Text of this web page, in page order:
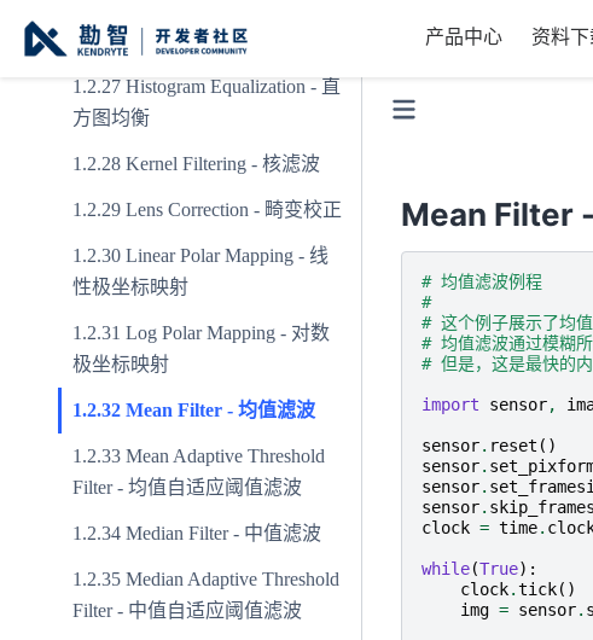
产品中心 资料
移除灰度高亮
Histogram Equalization - 直
方图均衡
Kernel Filtering - 核滤波
Lens Correction - 畸变校正
Linear Polar Mapping - 线
性极坐标映射
Log Polar Mapping - 对数
极坐标映射
Mean Filter - 均值滤波
Mean Adaptive Threshold
Filter - 均值自适应阈值滤波
Median Filter - 中值滤波
Median Adaptive Threshold
Filter - 中值自适应阈值滤波
Mean Filter
# 均值滤波例程
#
# 这个例子展示了均值
# 均值滤波通过模糊所
# 但是，这是最快的
import sensor,
sensor. reset ()
sensor.
sensor.
sensor. skip_frames
clock = time.
while(True):
clock.tick()
img = sensor.